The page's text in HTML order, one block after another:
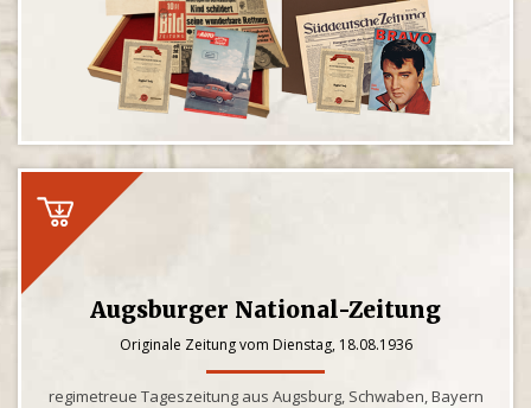
Augsburger National-Zeitung
Originale Zeitung vom Dienstag, 18.08.1936
regimetreue Tageszeitung aus Augsburg, Schwaben, Bayern